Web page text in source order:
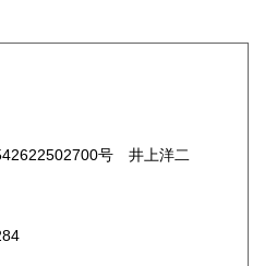
島根県 300円
号 井上洋二